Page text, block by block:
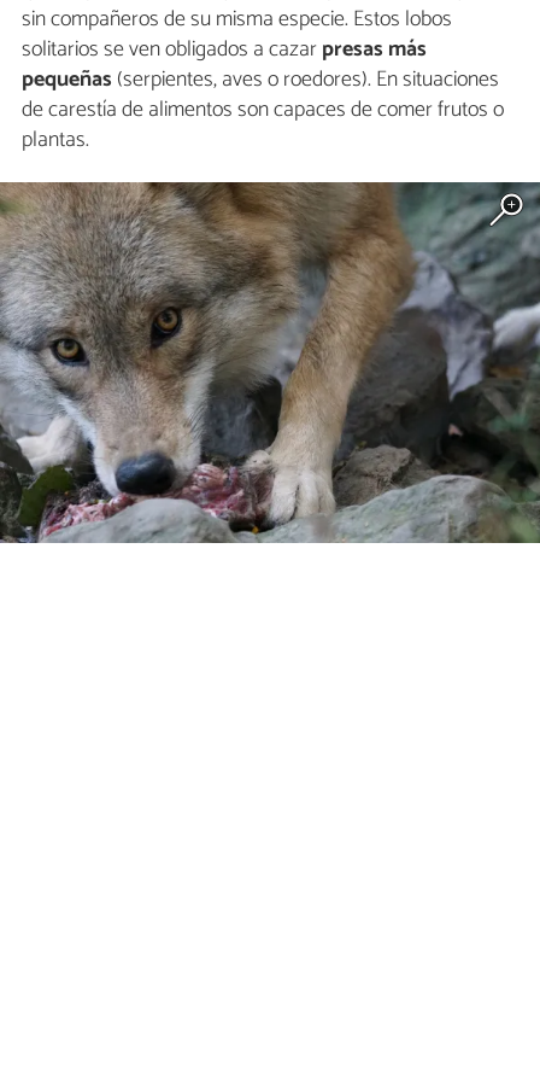
sin compañeros de su misma especie. Estos lobos
solitarios se ven obligados a cazarpresas más
pequeñas (serpientes, aves o roedores). En situaciones
de carestía de alimentos son capaces de comer frutos o
plantas.